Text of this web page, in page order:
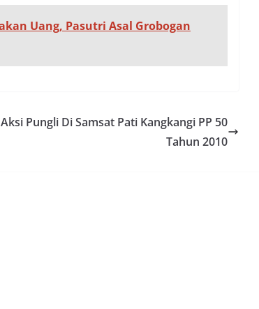
Uang, Pasutri Asal Grobogan
Aksi Pungli Di Samsat Pati Kangkangi PP 50
Tahun 2010